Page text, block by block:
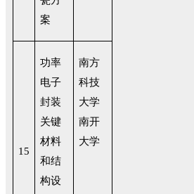
案
15
功率
电子
封装
关键
材料
和结
构设
南方
科技
大学
南开
大学